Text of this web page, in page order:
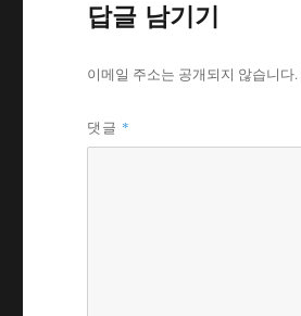
답글 남기기
이메일 주소는 공개되지 않습니다.
댓글 *